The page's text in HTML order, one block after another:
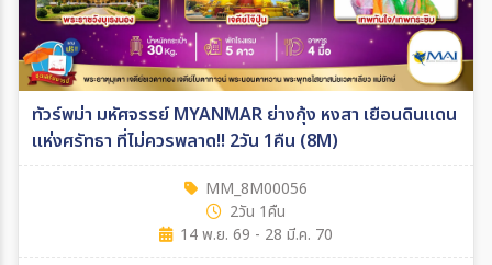
ทัวร์พม่า มหัศจรรย์ MYANMAR ย่างกุ้ง หงสา เยือนดินแดน
แห่งศรัทธา ที่ไม่ควรพลาด!! 2วัน 1คืน (8M)
MM_8M00056
2วัน 1คืน
14 พ.ย. 69 - 28 มี.ค. 70